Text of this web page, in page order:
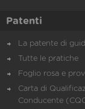
Patenti
La patente di
Tutte le pratiche
Foglio rosa e
Carta di
Conducente